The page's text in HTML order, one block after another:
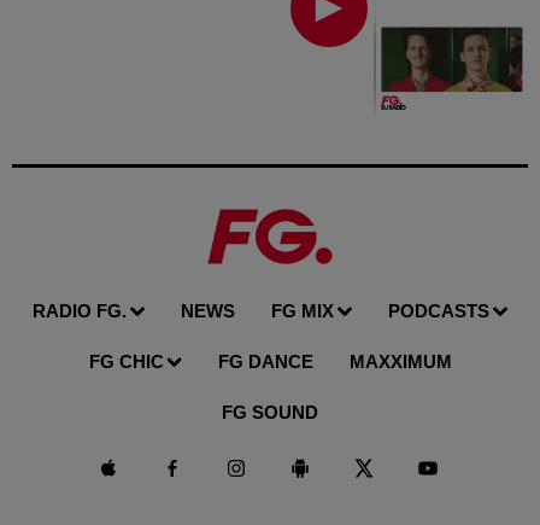
RADIO FG. NEWS FG MIX PODCASTS
FG CHIC FG DANCE MAXXIMUM
FG SOUND